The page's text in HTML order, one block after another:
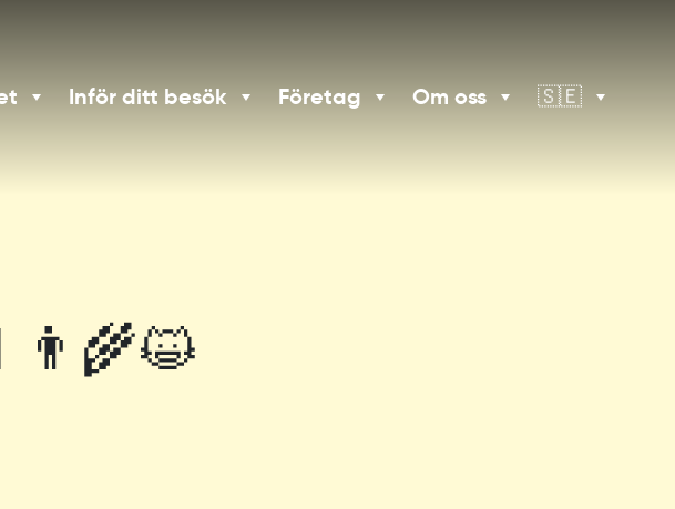
Inför ditt besök Företag Om oss 🇸🇪